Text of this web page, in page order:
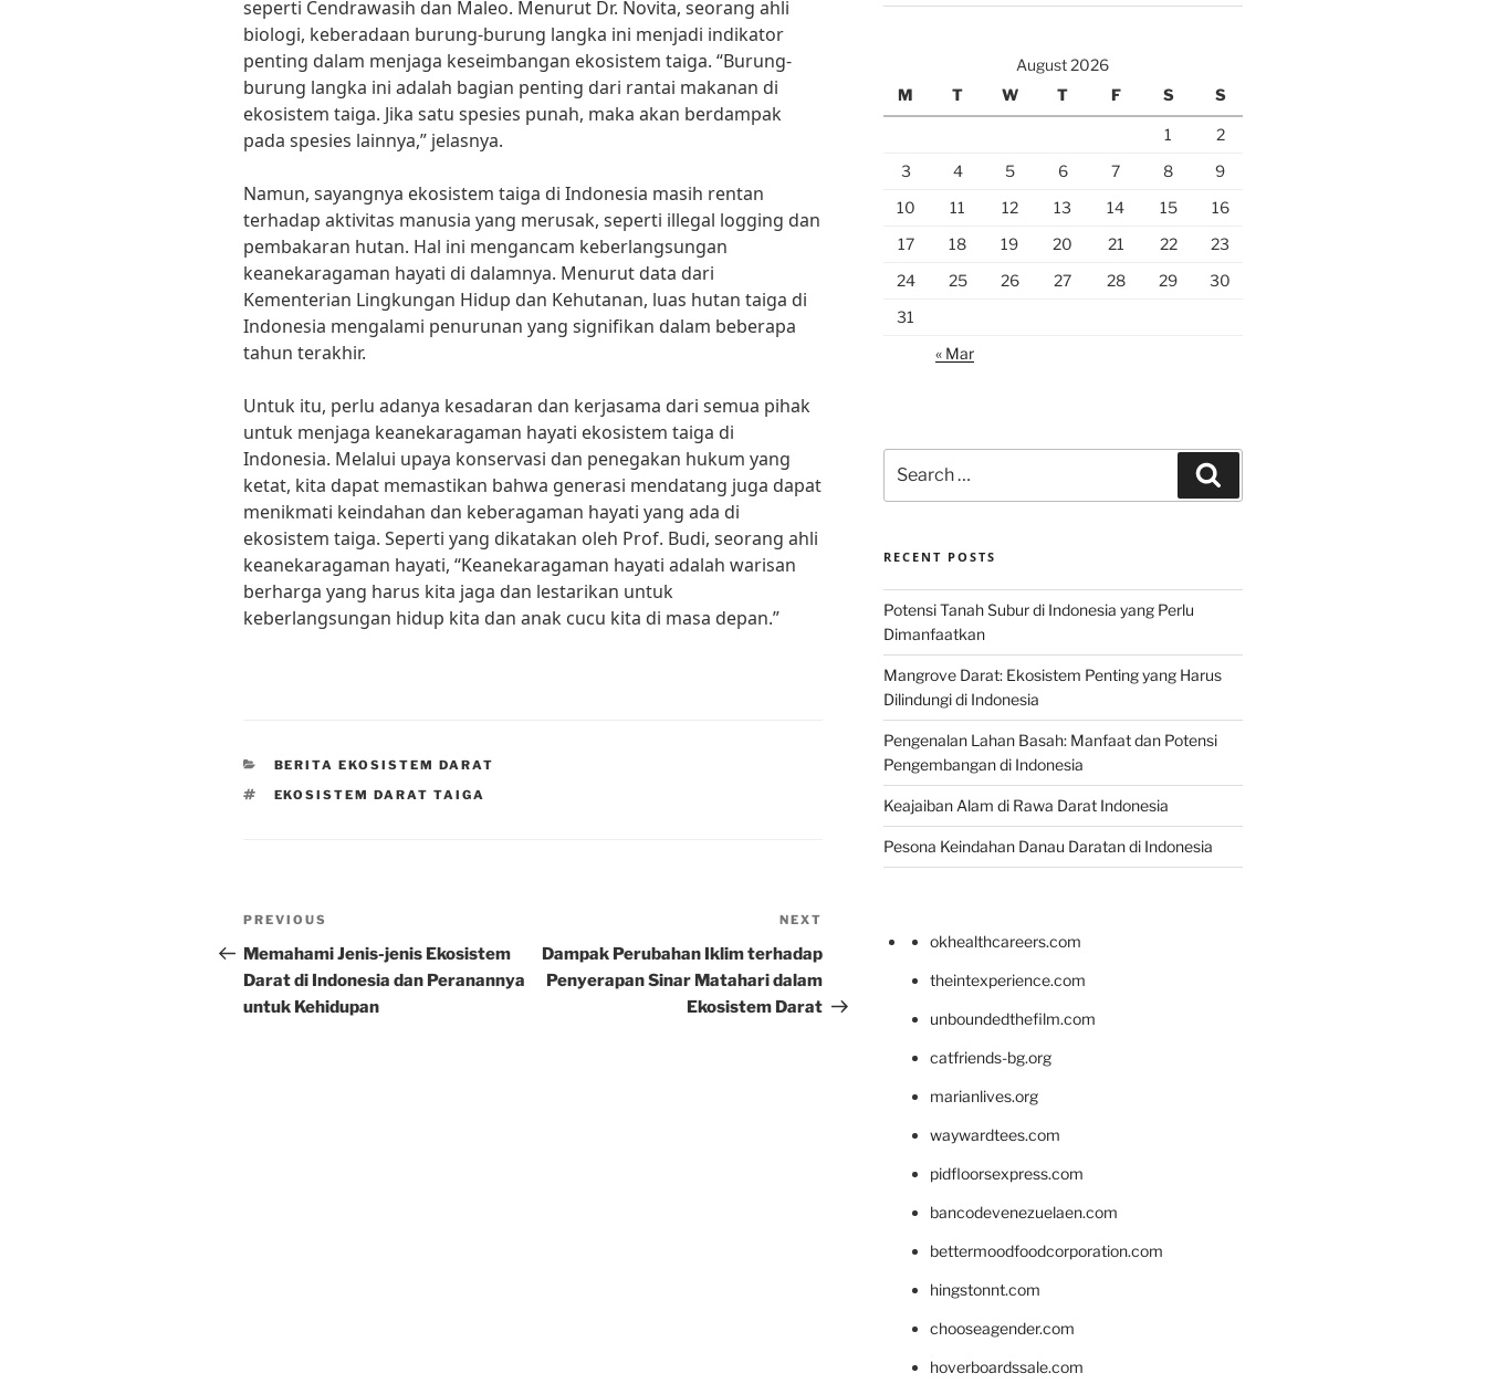
seperti Cendrawasih dan Maleo. Menurut Dr. Novita, seorang ahli
biologi, keberadaan burung-burung langka ini menjadi indikator
penting dalam menjaga keseimbangan ekosistem taiga. “Burung-
burung langka ini adalah bagian penting dari rantai makanan di
ekosistem taiga. Jika satu spesies punah, maka akan berdampak
pada spesies lainnya,” jelasnya.
Namun, sayangnya ekosistem taiga di Indonesia masih rentan
terhadap aktivitas manusia yang merusak, seperti illegal logging dan
pembakaran hutan. Hal ini mengancam keberlangsungan
keanekaragaman hayati di dalamnya. Menurut data dari
Kementerian Lingkungan Hidup dan Kehutanan, luas hutan taiga di
Indonesia mengalami penurunan yang signifikan dalam beberapa
tahun terakhir.
Untuk itu, perlu adanya kesadaran dan kerjasama dari semua pihak
untuk menjaga keanekaragaman hayati ekosistem taiga di
Indonesia. Melalui upaya konservasi dan penegakan hukum yang
ketat, kita dapat memastikan bahwa generasi mendatang juga dapat
menikmati keindahan dan keberagaman hayati yang ada di
ekosistem taiga. Seperti yang dikatakan oleh Prof. Budi, seorang ahli
keanekaragaman hayati, “Keanekaragaman hayati adalah warisan
berharga yang harus kita jaga dan lestarikan untuk
keberlangsungan hidup kita dan anak cucu kita di masa depan.”
CATEGORIES
BERITA EKOSISTEM DARAT
TAGS
EKOSISTEM DARAT TAIGA
Post
navigation
Previous
Post
PREVIOUS
Memahami Jenis-jenis Ekosistem
Darat di Indonesia dan Peranannya
untuk Kehidupan
Post
NEXT
Dampak Perubahan Iklim terhadap
Penyerapan Sinar Matahari dalam
Ekosistem Darat
August 2026
M
T W T F S S
1
2
3
4 5 6 7 8
9
10
11 12 13 14 15
16
17
18 19 20 21 22
23
24
25 26 27 28 29
30
31
« Mar
for:
RECENT POSTS
Potensi Tanah Subur di Indonesia yang Perlu
Dimanfaatkan
Mangrove Darat: Ekosistem Penting yang Harus
Dilindungi di Indonesia
Pengenalan Lahan Basah: Manfaat dan Potensi
Pengembangan di Indonesia
Keajaiban Alam di Rawa Darat Indonesia
Pesona Keindahan Danau Daratan di Indonesia
okhealthcareers.com
theintexperience.com
unboundedthefilm.com
catfriends-bg.org
marianlives.org
waywardtees.com
pidfloorsexpress.com
bancodevenezuelaen.com
bettermoodfoodcorporation.com
hingstonnt.com
chooseagender.com
hoverboardssale.com